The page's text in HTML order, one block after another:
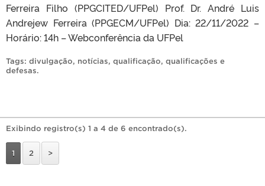
Ferreira Filho (PPGCITED/UFPel) Prof. Dr. André Luis
Andrejew Ferreira (PPGECM/UFPel) Dia: 22/11/2022 –
Horário: 14h – Webconferência da UFPel
Tags: divulgação, notícias, qualificação, qualificações e
defesas.
Exibindo registro(s) 1 a 4 de 6 encontrado(s).
1 2 >